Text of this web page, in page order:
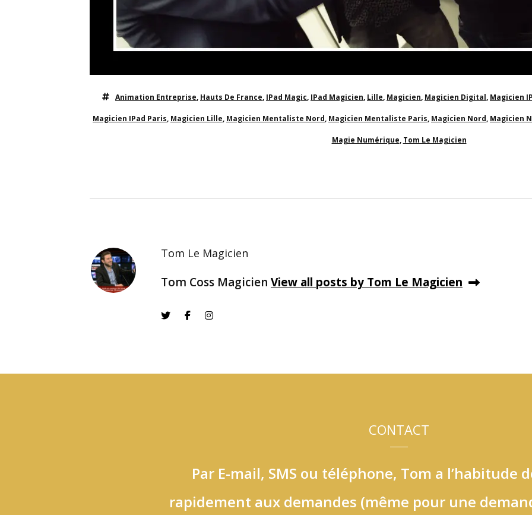
Animation Entreprise, Hauts De France, IPad Magic, IPad Magicien, Lille, Magicien, Magicien Digital, Magicien
Magicien IPad Paris, Magicien Lille, Magicien Mentaliste Nord, Magicien Mentaliste Paris, Magicien Nord, Magicien
Magie Numérique, Tom Le Magicien
Tom Le Magicien
Tom Coss Magicien View all posts by Tom Le Magicien
CONTACT
Par E-mail, SMS ou téléphone, Tom a l’habitude
rapidement aux demandes (même pour une